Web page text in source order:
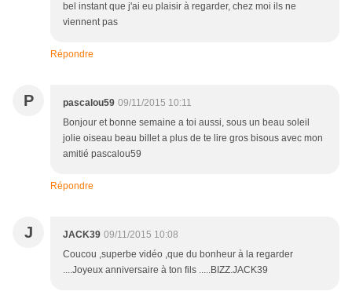
bel instant que j'ai eu plaisir à regarder, chez moi ils ne
viennent pas
Répondre
P pascalou59 09/11/2015 10:11
Bonjour et bonne semaine a toi aussi, sous un beau soleil
jolie oiseau beau billet a plus de te lire gros bisous avec mon
amitié pascalou59
Répondre
J JACK39 09/11/2015 10:08
Coucou ,superbe vidéo ,que du bonheur à la regarder
....Joyeux anniversaire à ton fils .....BIZZ.JACK39